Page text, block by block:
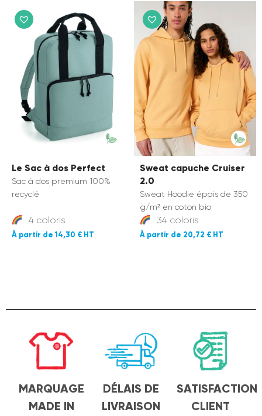
Le Sac à dos Perfect
Sac à dos premium 100%
recyclé
4 coloris
14,30 €
Sweat capuche Cruiser
2.0
Sweat Hoodie épais de 350
g/m² en coton bio
34 coloris
20,72 €
MARQUAGE
MADE IN
DÉLAIS DE
LIVRAISON
SATISFACTION
CLIENT